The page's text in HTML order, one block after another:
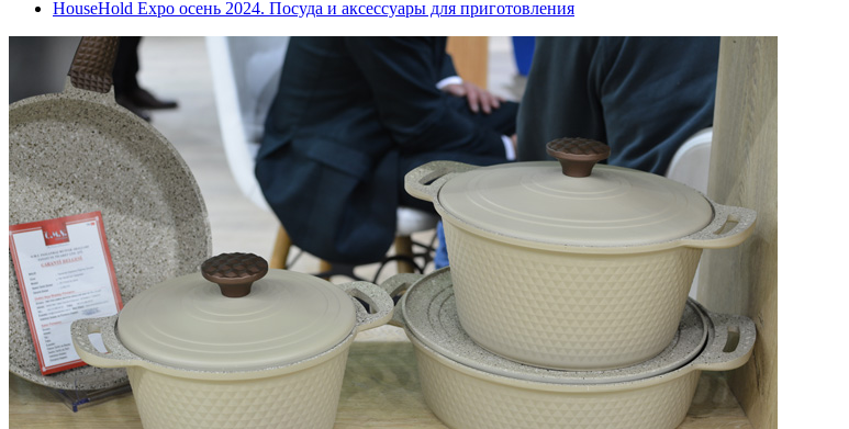
HouseHold Expo осень 2024. Посуда и аксессуары для приготовления